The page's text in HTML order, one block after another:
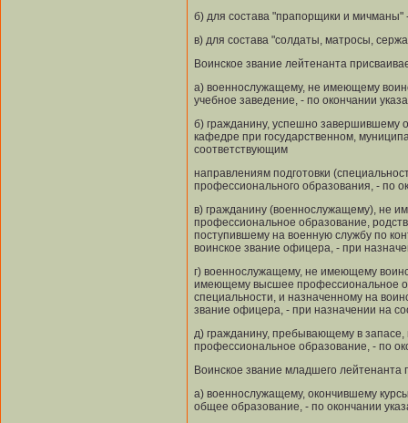
б) для состава "прапорщики и
в) для состава "солдаты, матросы,
Воинское звание лейтенанта
а) военнослужащему, не имеющему
учебное заведение, - по окончании
б) гражданину, успешно завершившему
кафедре при государственном,
соответствующим
направлениям подготовки
профессионального образования, - по
в) гражданину (военнослужащему), не
профессиональное образование,
поступившему на военную службу по
воинское звание офицера, - при
г) военнослужащему, не имеющему
имеющему высшее профессиональное
специальности, и назначенному на
звание офицера, - при назначении на
д) гражданину, пребывающему в
профессиональное образование, - по
Воинское звание младшего лейтенанта
а) военнослужащему, окончившему
общее образование, - по окончании